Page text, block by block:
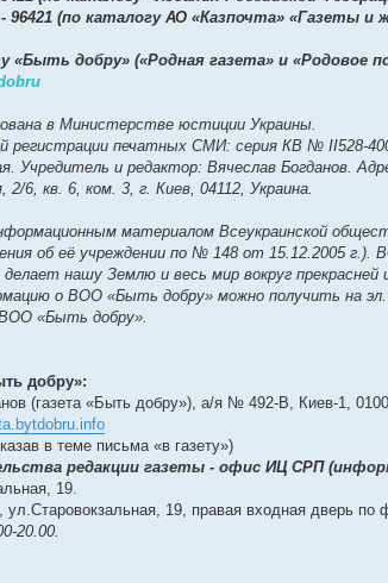
96421 (по каталогу АО «Казпочта» «Газеты и
«Быть добру» («Родная газета» и «Родовое
в Министерстве юстиции Украины.
регистрации печатных СМИ: серия КВ № ІІ528-
Учредитель и редактор: Вячеслав Богданов.
2/6, кв. 6, ком. 3, г. Киев, 04112, Украина.
материалом Всеукраинской
об её учреждении по № 148 от 15.12.2005
нашу Землю и весь мир вокруг
о ВОО «Быть добру» можно получить на
«Быть добру».
добру»:
(газета «Быть добру»), а/я № 492-В, Киев-1,
в теме письма «в газету»)
редакции газеты - офис ИЦ СРП
19.
ул.Старовокзальная, 19, правая входная дверь
20.00.